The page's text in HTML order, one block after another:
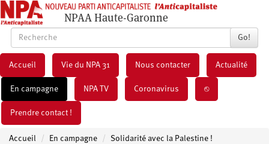
NPAA Haute-Garonne
Go!
Accueil Vie du NPA 31 Nous contacter Actualité
En campagne NPA TV Coronavirus ⎋
Prendre contact !
Accueil En campagne
Solidarité avec la Palestine !